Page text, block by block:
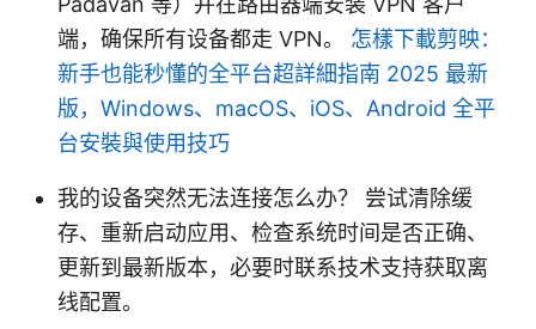
端，确保所有设备都走 VPN。 怎樣下載剪映：
新手也能秒懂的全平台超詳細指南 2025 最新
版，Windows、macOS、iOS、Android 全平
台安裝與使用技巧
我的设备突然无法连接怎么办？ 尝试清除缓
存、重新启动应用、检查系统时间是否正确、
更新到最新版本，必要时联系技术支持获取离
线配置。